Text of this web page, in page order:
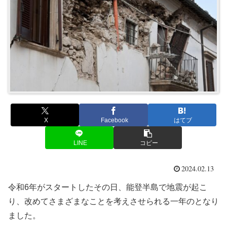
X Facebook はてブ
LINE コピー
2024.02.13
令和6年がスタートしたその日、能登半島で地震が起こ
り、改めてさまざまなことを考えさせられる一年のとなり
ました。